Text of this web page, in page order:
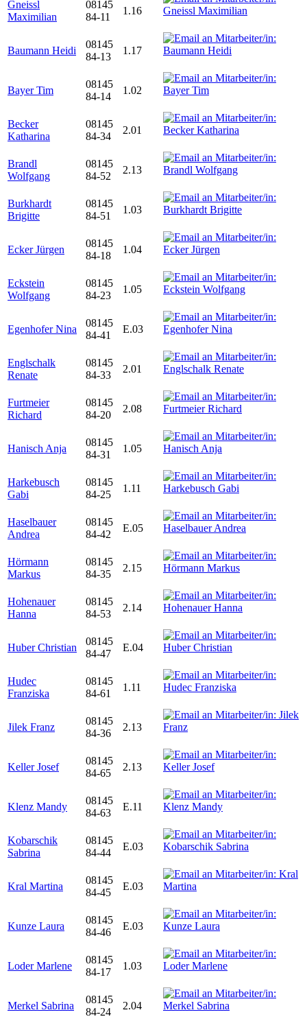
Gneissl
Maximilian
08145
84-11
1.16
Baumann Heidi
08145
84-13
1.17
Bayer Tim
08145
84-14
1.02
Becker
Katharina
08145
84-34
2.01
Brandl
Wolfgang
08145
84-52
2.13
Burkhardt
Brigitte
08145
84-51
1.03
Ecker Jürgen
08145
84-18
1.04
Eckstein
Wolfgang
08145
84-23
1.05
Egenhofer Nina
08145
84-41
E.03
Englschalk
Renate
08145
84-33
2.01
Furtmeier
Richard
08145
84-20
2.08
Hanisch Anja
08145
84-31
1.05
Harkebusch
Gabi
08145
84-25
1.11
Haselbauer
Andrea
08145
84-42
E.05
Hörmann
Markus
08145
84-35
2.15
Hohenauer
Hanna
08145
84-53
2.14
Huber Christian
08145
84-47
E.04
Hudec
Franziska
08145
84-61
1.11
Jilek Franz
08145
84-36
2.13
Keller Josef
08145
84-65
2.13
Klenz Mandy
08145
84-63
E.11
Kobarschik
Sabrina
08145
84-44
E.03
Kral Martina
08145
84-45
E.03
Kunze Laura
08145
84-46
E.03
Loder Marlene
08145
84-17
1.03
Merkel Sabrina
08145
84-24
2.04